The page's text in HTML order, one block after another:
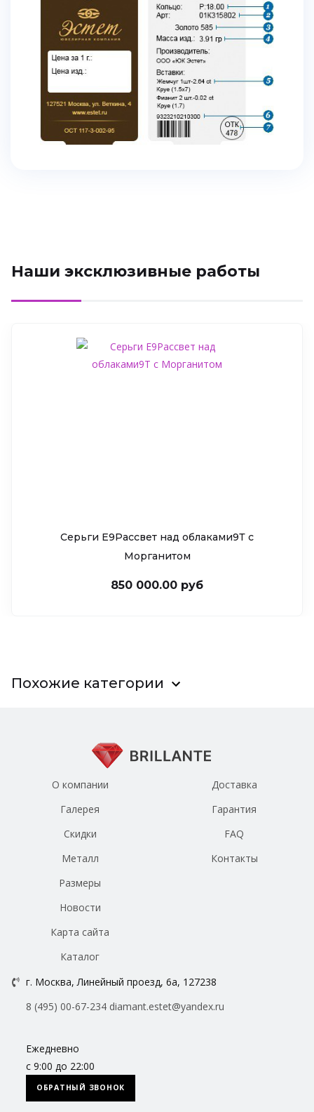
Наши эксклюзивные работы
Серьги Е9Рассвет над облаками9Т c
Морганитом
850 000.00 руб
Похожие категории
О компании
Галерея
Скидки
Металл
Размеры
Новости
Доставка
Гарантия
FAQ
Контакты
Карта сайта
Каталог
г. Москва, Линейный проезд, 6а, 127238
8 (495) 00-67-234 diamant.estet@yandex.ru
Ежедневно
с 9:00 до 22:00
ОБРАТНЫЙ ЗВОНОК